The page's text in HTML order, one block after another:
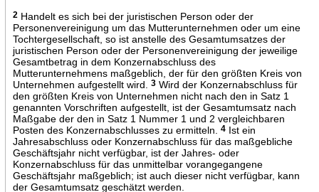
2Handelt es sich bei der juristischen Person oder der
Personenvereinigung um das Mutterunternehmen oder um eine
Tochtergesellschaft, so ist anstelle des Gesamtumsatzes der
juristischen Person oder der Personenvereinigung der jeweilige
Gesamtbetrag in dem Konzernabschluss des
Mutterunternehmens maßgeblich, der für den größten Kreis von
Unternehmen aufgestellt wird.
3Wird der Konzernabschluss für
den größten Kreis von Unternehmen nicht nach den in Satz 1
genannten Vorschriften aufgestellt, ist der Gesamtumsatz nach
Maßgabe der den in Satz 1 Nummer 1 und 2 vergleichbaren
Posten des Konzernabschlusses zu ermitteln.
4Ist ein
Jahresabschluss oder Konzernabschluss für das maßgebliche
Geschäftsjahr nicht verfügbar, ist der Jahres- oder
Konzernabschluss für das unmittelbar vorangegangene
Geschäftsjahr maßgeblich; ist auch dieser nicht verfügbar, kann
der Gesamtumsatz geschätzt werden.